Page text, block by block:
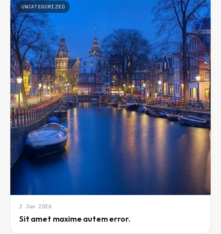
UNCATEGORIZED
2 Jun 2026
Sit amet maxime autem error.